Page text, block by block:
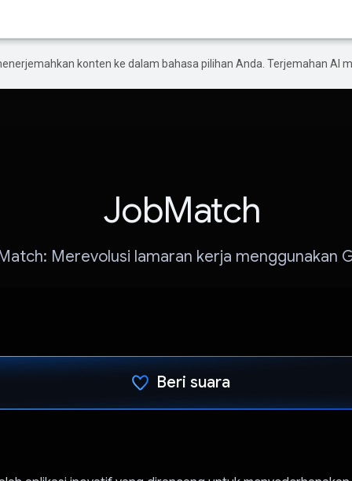
konten ke dalam bahasa pilihan Anda. Terjemahan AI
JobMatch
Merevolusi lamaran kerja menggunakan
Beri suara